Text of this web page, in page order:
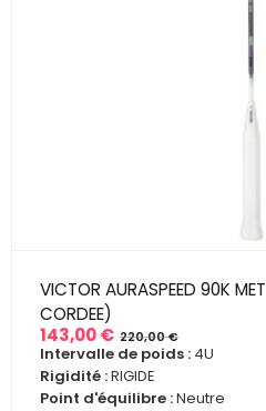
VICTOR AURASPEED 90K
CORDEE)
Prix
143,00 €
Prix
de
base
220,00 €
Intervalle de poids : 4U
Rigidité :RIGIDE
Point d'équilibre :Neutre